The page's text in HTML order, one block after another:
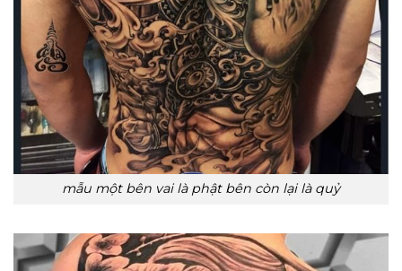
mẫu một bên vai là phật bên còn lại là quỷ